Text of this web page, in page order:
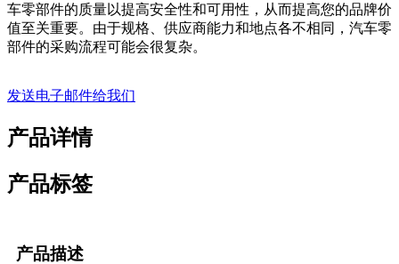
车零部件的质量以提高安全性和可用性，从而提高您的品牌价
值至关重要。由于规格、供应商能力和地点各不相同，汽车零
部件的采购流程可能会很复杂。
发送电子邮件给我们
产品详情
产品标签
产品描述